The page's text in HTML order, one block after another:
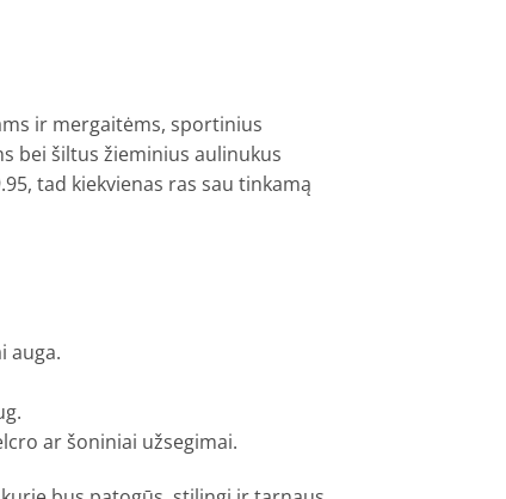
ir mergaitėms, sportinius
bei šiltus žieminius aulinukus
tad kiekvienas ras sau tinkamą
auga.
ar šoniniai užsegimai.